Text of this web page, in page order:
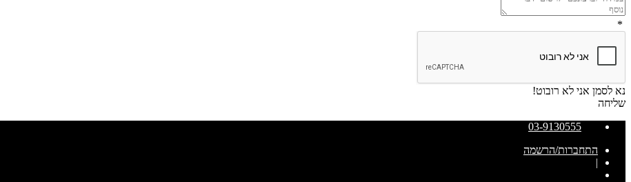
*
נא לסמן אני לא רובוט!
שליחה
03-9130555
התחברות/הרשמה
|